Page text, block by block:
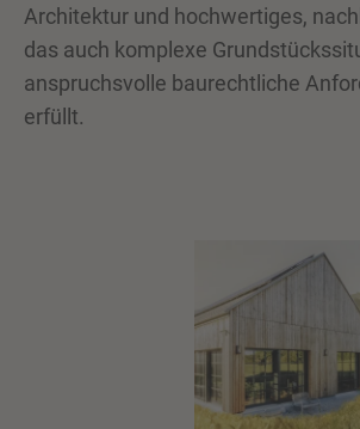
Architektur und hochwertiges,
das auch komplexe
anspruchsvolle baurechtliche
erfüllt.